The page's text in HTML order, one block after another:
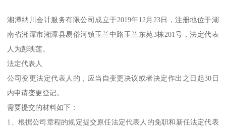
湘潭纳川会计服务有限公司成立于2019年12月23日，注册地位于湖
南省湘潭市湘潭县易俗河镇玉兰中路玉兰东苑3栋201号，法定代表
人为彭映莲。
法定代表人
公司变更法定代表人的，应当自变更决议或者决定作出之日起30日
内申请变更登记。
需要提交的材料如下：
1、根据公司章程的规定提交原任法定代表人的免职和新任法定代表